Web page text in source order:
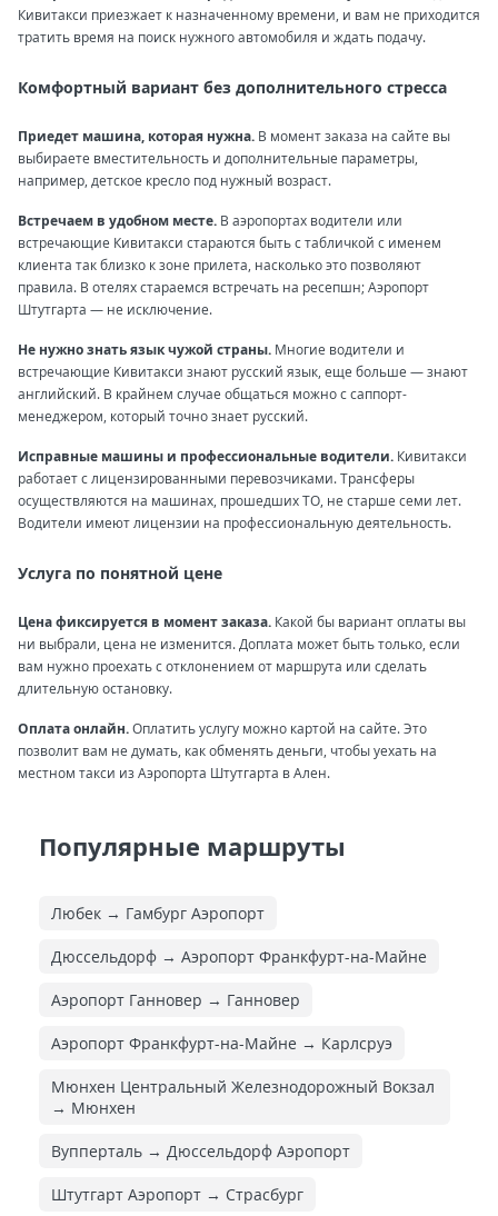
Кивитакси приезжает к назначенному времени, и вам не приходится
тратить время на поиск нужного автомобиля и ждать подачу.
Комфортный вариант без дополнительного стресса
Приедет машина, которая нужна. В момент заказа на сайте вы
выбираете вместительность и дополнительные параметры,
например, детское кресло под нужный возраст.
Встречаем в удобном месте. В аэропортах водители или
встречающие Кивитакси стараются быть с табличкой с именем
клиента так близко к зоне прилета, насколько это позволяют
правила. В отелях стараемся встречать на ресепшн; Аэропорт
Штутгарта — не исключение.
Не нужно знать язык чужой страны. Многие водители и
встречающие Кивитакси знают русский язык, еще больше — знают
английский. В крайнем случае общаться можно с саппорт-
менеджером, который точно знает русский.
Исправные машины и профессиональные водители. Кивитакси
работает с лицензированными перевозчиками. Трансферы
осуществляются на машинах, прошедших ТО, не старше семи лет.
Водители имеют лицензии на профессиональную деятельность.
Услуга по понятной цене
Цена фиксируется в момент заказа. Какой бы вариант оплаты вы
ни выбрали, цена не изменится. Доплата может быть только, если
вам нужно проехать с отклонением от маршрута или сделать
длительную остановку.
Оплата онлайн.Оплатить услугу можно картой на сайте. Это
позволит вам не думать, как обменять деньги, чтобы уехать на
местном такси из Аэропорта Штутгарта в Ален.
Популярные маршруты
Любек → Гамбург Аэропорт
Дюссельдорф → Аэропорт Франкфурт-на-Майне
Аэропорт Ганновер → Ганновер
Аэропорт Франкфурт-на-Майне → Карлсруэ
Мюнхен Центральный Железнодорожный Вокзал
→ Мюнхен
Вупперталь → Дюссельдорф Аэропорт
Штутгарт Аэропорт → Страсбург